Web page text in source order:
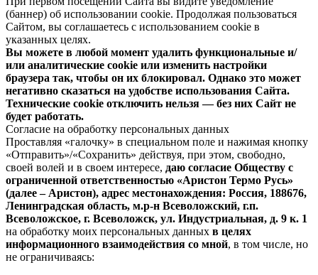
(баннер) об использовании cookie. Продолжая пользоваться
Сайтом, вы соглашаетесь с использованием cookie в
указанных целях.
Вы можете в любой момент удалить функциональные и/
или аналитические cookie или изменить настройки
браузера так, чтобы он их блокировал. Однако это может
негативно сказаться на удобстве использования Сайта.
Технические cookie отключить нельзя — без них Сайт не
будет работать.
Согласие на обработку персональных данных
Проставляя «галочку» в специальном поле и нажимая кнопку
«Отправить»/«Сохранить» действуя, при этом, свободно,
своей волей и в своем интересе, даю согласие Обществу с
ограниченной ответственностью «Аристон Термо Русь»
(далее – Аристон), адрес местонахождения: Россия, 188676,
Ленинградская область, м.р-н Всеволожский, г.п.
Всеволожское, г. Всеволожск, ул. Индустриальная, д. 9 к. 1
на обработку моих персональных данных в целях
информационного взаимодействия со мной, в том числе, но
не ограничиваясь: